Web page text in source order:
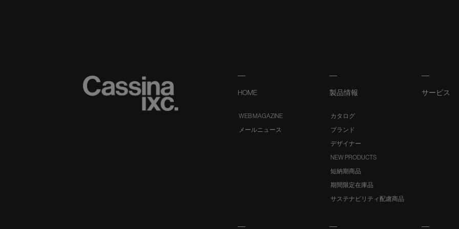
HOME
WEB MAGAZINE
メールニュース
製品情報
カタログ
ブランド
デザイナー
NEW PRODUCTS
短納期商品
期間限定在庫品
サステナビリティ配慮商品
サービス